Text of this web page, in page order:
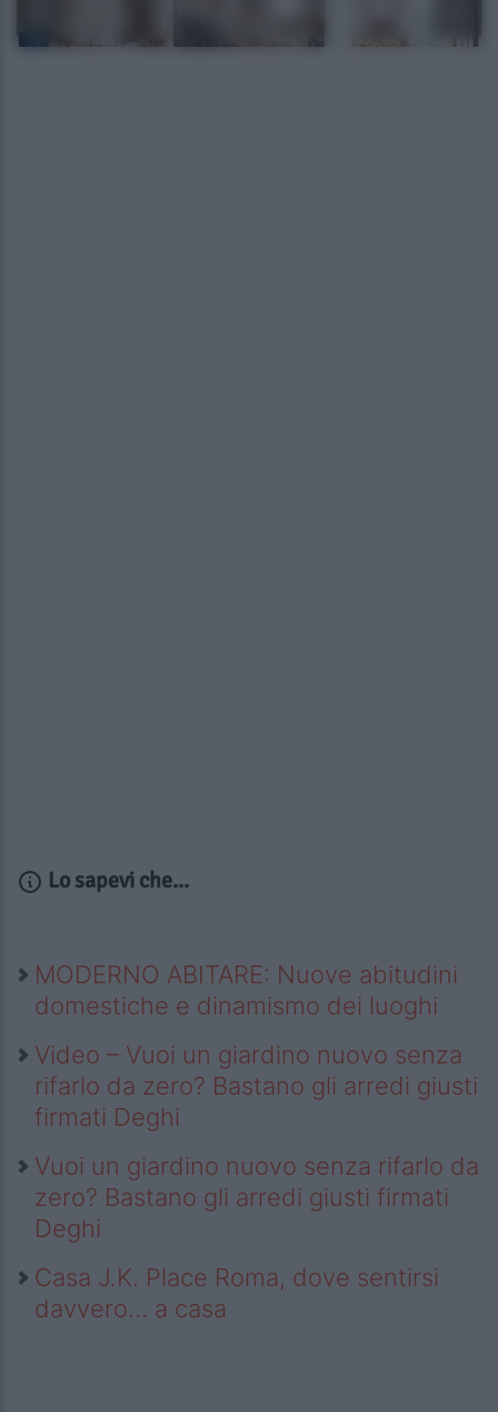
Lo sapevi che...
MODERNO ABITARE: Nuove abitudini
domestiche e dinamismo dei luoghi
Video – Vuoi un giardino nuovo senza
rifarlo da zero? Bastano gli arredi giusti
firmati Deghi
Vuoi un giardino nuovo senza rifarlo da
zero? Bastano gli arredi giusti firmati
Deghi
Casa J.K. Place Roma, dove sentirsi
davvero… a casa